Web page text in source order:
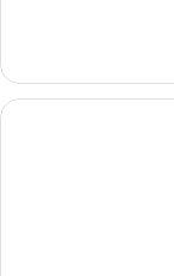
-
terrass
-